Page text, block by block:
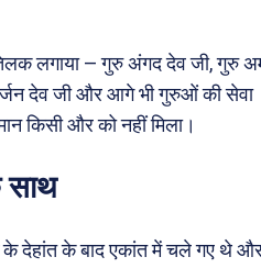
लगाया — गुरु अंगद देव जी, गुरु
देव जी और आगे भी गुरुओं की सेवा
किसी और को नहीं मिला।
साथ
देहांत के बाद एकांत में चले गए थे